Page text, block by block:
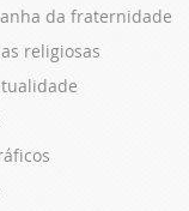
da fraternidade
religiosas